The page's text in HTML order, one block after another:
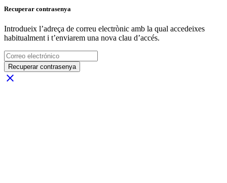
Recuperar contrasenya
Introdueix l’adreça de correu electrònic amb la qual accedeixes
habitualment i t’enviarem una nova clau d’accés.
Recuperar contrasenya
close